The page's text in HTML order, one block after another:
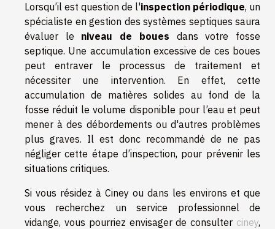
Lorsqu’il est question de l'inspection périodique, un
spécialiste en gestion des systèmes septiques saura
évaluer le niveau de boues dans votre fosse
septique. Une accumulation excessive de ces boues
peut entraver le processus de traitement et
nécessiter une intervention. En effet, cette
accumulation de matières solides au fond de la
fosse réduit le volume disponible pour l’eau et peut
mener à des débordements ou d'autres problèmes
plus graves. Il est donc recommandé de ne pas
négliger cette étape d’inspection, pour prévenir les
situations critiques.
Si vous résidez à Ciney ou dans les environs et que
vous recherchez un service professionnel de
vidange, vous pourriez envisager de consulter ciney,